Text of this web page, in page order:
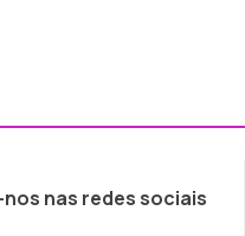
nas redes sociais